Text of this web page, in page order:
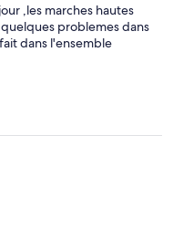
,les marches hautes
problemes dans
dans l'ensemble